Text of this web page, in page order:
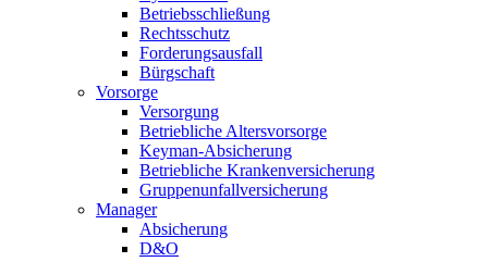
Betriebsschließung
Rechtsschutz
Forderungsausfall
Bürgschaft
Vorsorge
Versorgung
Betriebliche Altersvorsorge
Keyman-Absicherung
Betriebliche Krankenversicherung
Gruppenunfallversicherung
Manager
Absicherung
D&O